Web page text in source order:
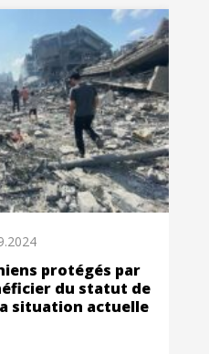
protégés par
du statut de
situation actuelle